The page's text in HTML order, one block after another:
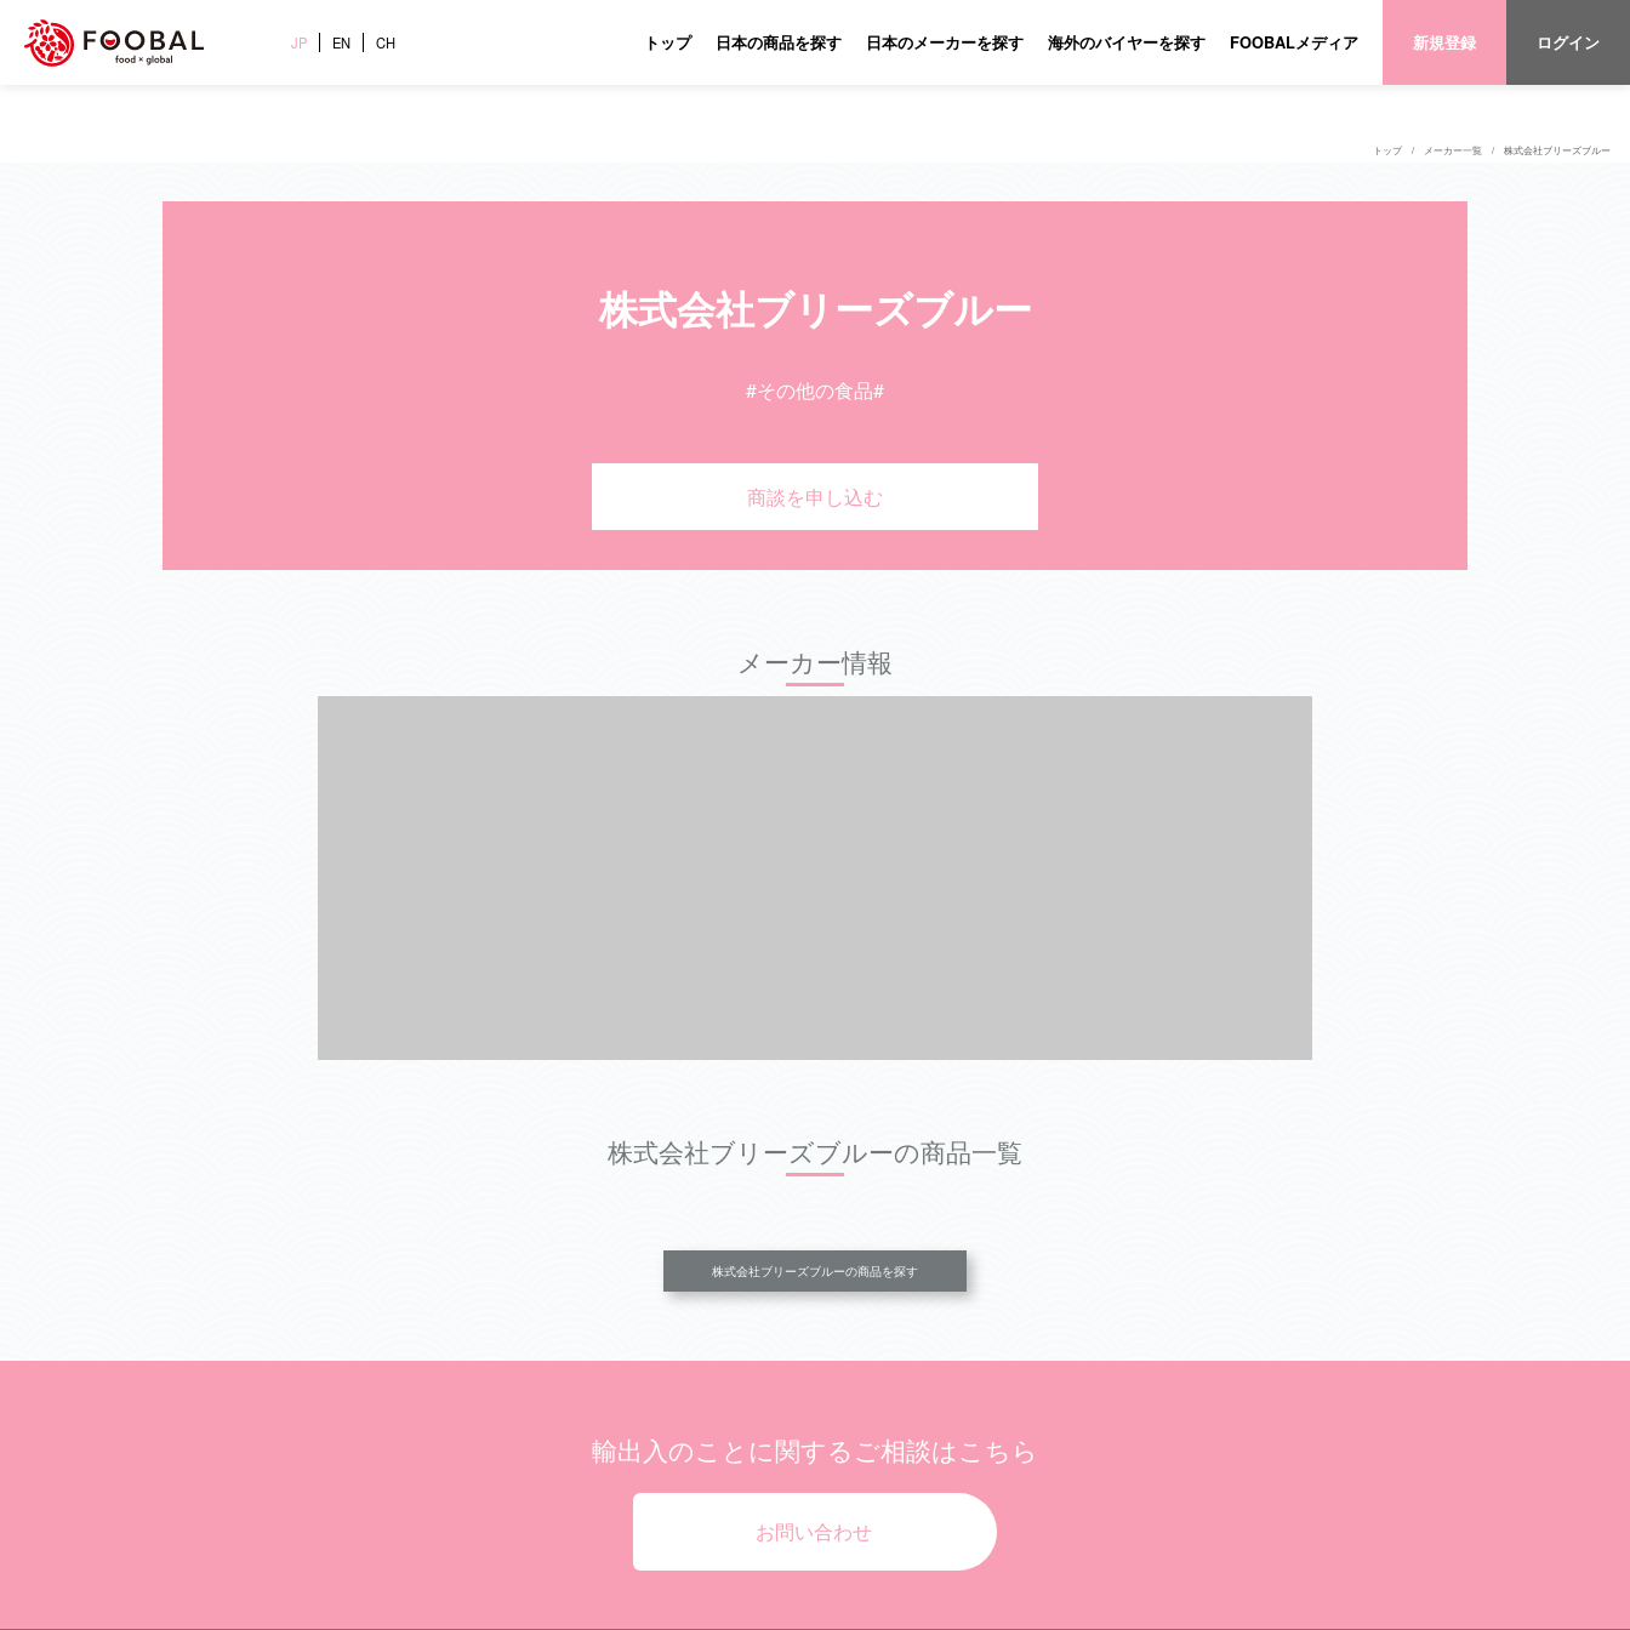
JP EN CH トップ 日本の商品を探す 日本のメーカーを探す 海外のバイヤーを探す FOOBALメディア 新規登録 ログイン
トップ メーカー一覧 株式会社ブリーズブルー
株式会社ブリーズブルー
#その他の食品#
商談を申し込む
メーカー情報
株式会社ブリーズブルーの商品一覧
株式会社ブリーズブルーの商品を探す
輸出入のことに関する ご相談はこちら
お問い合わせ